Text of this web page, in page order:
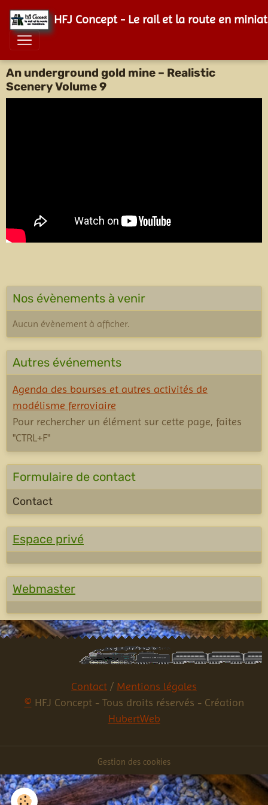
HFJ Concept - Le rail et la route en
An underground gold mine – Realistic
Scenery Volume 9
Nos évènements à venir
Aucun évènement à afficher.
Autres événements
Agenda des bourses et autres activités de
modélisme ferroviaire
Pour rechercher un élément sur cette page, faites
"CTRL+F"
Formulaire de contact
Contact
Espace privé
Webmaster
Contact / Mentions légales
© HFJ Concept - Tous droits réservés - Création
HubertWeb
Gestion des cookies